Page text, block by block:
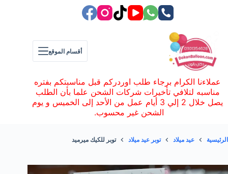
أقسام الموقع
عملاءنا الكرام برجاء طلب اوردركم قبل مناسبتكم بفتره
مناسبه لتلافي تأخيرات شركات الشحن علما بأن الطلب
يصل خلال 2 إلي 3 أيام عمل من الأحد إلى الخميس و يوم
الشحن غير محسوب.
الرئيسية عيد ميلاد توبر عيد ميلاد توبر للكيك ميرميد